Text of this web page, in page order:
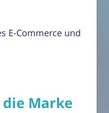
E-Commerce und
Marke